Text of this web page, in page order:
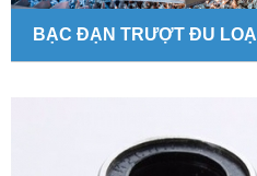
BẠC ĐẠN TRƯỢT ĐỦ LOẠI